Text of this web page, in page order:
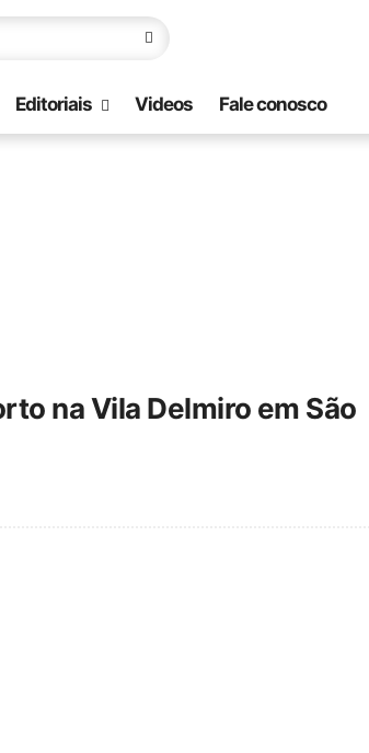
Editoriais Videos Fale conosco
na Vila Delmiro em São